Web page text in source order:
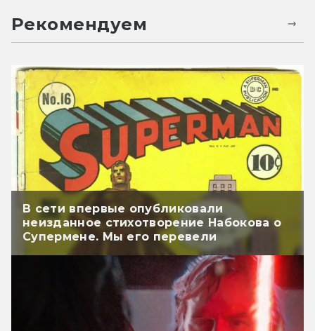
Рекомендуем
В сети впервые опубликовали
неизданное стихотворение Набокова о
Супермене. Мы его перевели